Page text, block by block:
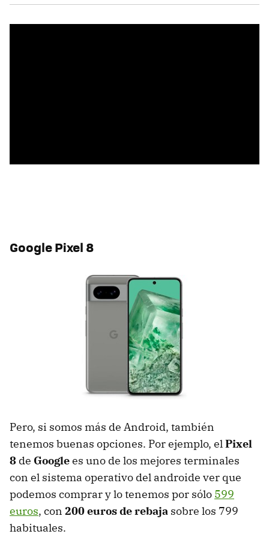
Google Pixel 8
Pero, si somos más de Android, también
tenemos buenas opciones. Por ejemplo, elPixel
8 de Googlees uno de los mejores terminales
con el sistema operativo del androide ver que
podemos comprar y lo tenemos por sólo 599
euros, con 200 euros de rebaja sobre los 799
habituales.